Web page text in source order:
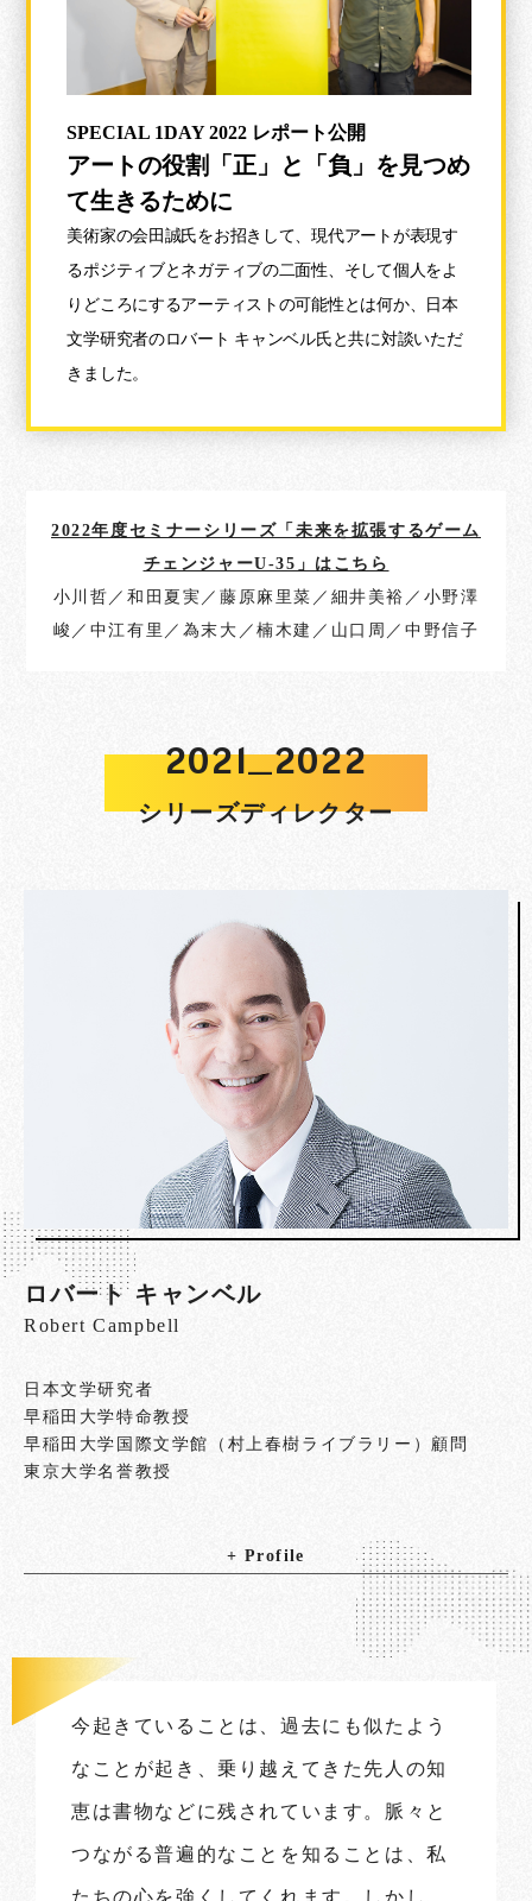
SPECIAL 1DAY 2022 レポート公開
アートの役割「正」と「負」を見つめ
て生きるために
美術家の会田誠氏をお招きして、現代アートが表現す
るポジティブとネガティブの二面性、そして個人をよ
りどころにするアーティストの可能性とは何か、日本
文学研究者のロバート キャンベル氏と共に対談いただ
きました。
2022年度セミナーシリーズ「未来を拡張するゲーム
チェンジャーU-35」はこちら
小川哲／和田夏実／藤原麻里菜／細井美裕／小野澤
峻／中江有里／為末大／楠木建／山口周／中野信子
2021_2022
シリーズディレクター
ロバート キャンベル
Robert Campbell
日本文学研究者
早稲田大学特命教授
早稲田大学国際文学館（村上春樹ライブラリー）顧問
東京大学名誉教授
+ Profile
今起きていることは、過去にも似たよう
なことが起き、乗り越えてきた先人の知
恵は書物などに残されています。脈々と
つながる普遍的なことを知ることは、私